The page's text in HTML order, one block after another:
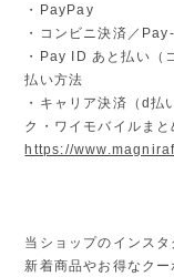
・PayPay
・コンビニ決済／
・Pay ID あと払い（
払い方法
・キャリア決済（d
ク・ワイモバイルまと
https://
当ショップのインスタ
新着商品やお得なク